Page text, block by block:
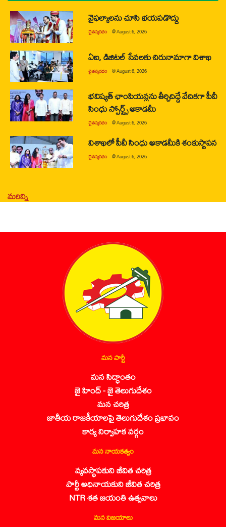
వైఫల్యాలను చూసి భయపడొద్దు
చైతన్యరధం @August 6, 2026
ఏఐ, డిజిటల్ సేవలకు చిరునామాగా విశాఖ
చైతన్యరధం @August 6, 2026
భవిష్యత్ ఛాంపియన్లను తీర్చిదిద్దే వేదికగా పీవీ
సింధు స్పోర్ట్స్ అకాడమీ
చైతన్యరధం @August 6, 2026
విశాఖలో పీవీ సింధు అకాడమీకి శంకుస్థాపన
చైతన్యరధం @August 6, 2026
మరిన్ని
మన పార్టీ
మన సిద్ధాంతం
జై హింద్ - జై తెలుగుదేశం
మన చరిత్ర
జాతీయ రాజకీయాలపై తెలుగుదేశం ప్రభావం
కార్య నిర్వాహక వర్గం
మన నాయకత్వం
వ్యవస్థాపకుని జీవిత చరిత్ర
పార్టీ అధినాయకుని జీవిత చరిత్ర
NTR శత జయంతి ఉత్సవాలు
మన విజయాలు